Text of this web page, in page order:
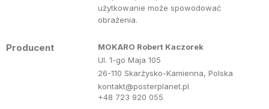
użytkowanie może spowodować
obrażenia.
Producent
MOKARO Robert Kaczorek
Ul. 1-go Maja 105
26-110 Skarżysko-Kamienna, Polska
kontakt@posterplanet.pl
+48 723 920 055